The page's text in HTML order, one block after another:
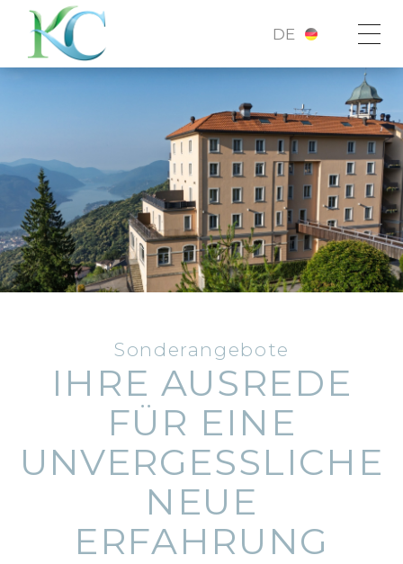
DE
Sonderangebote
IHRE AUSREDE
FÜR EINE
UNVERGESSLICHE
NEUE
ERFAHRUNG